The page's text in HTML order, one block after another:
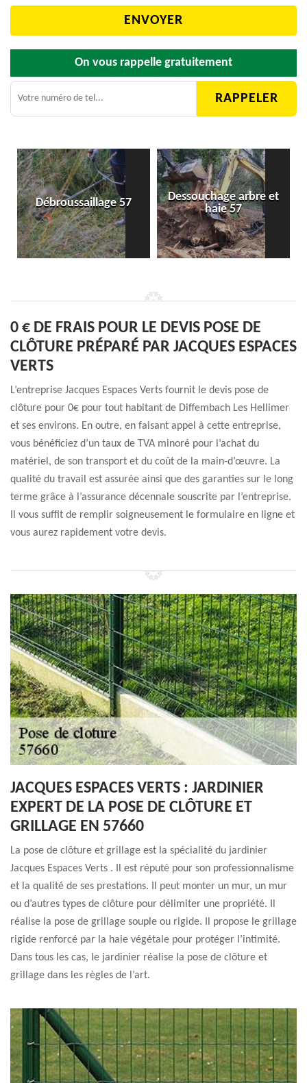
On vous rappelle gratuitement
Débroussaillage 57
Dessouchage arbre et
haie 57
0 € DE FRAIS POUR LE DEVIS POSE DE
CLÔTURE PRÉPARÉ PAR JACQUES ESPACES
VERTS
L’entreprise Jacques Espaces Verts fournit le devis pose de
clôture pour 0€ pour tout habitant de Diffembach Les Hellimer
et ses environs. En outre, en faisant appel à cette entreprise,
vous bénéficiez d’un taux de TVA minoré pour l’achat du
matériel, de son transport et du coût de la main-d’œuvre. La
qualité du travail est assurée ainsi que des garanties sur le long
terme grâce à l’assurance décennale souscrite par l’entreprise.
Il vous suffit de remplir soigneusement le formulaire en ligne et
vous aurez rapidement votre devis.
JACQUES ESPACES VERTS : JARDINIER
EXPERT DE LA POSE DE CLÔTURE ET
GRILLAGE EN 57660
La pose de clôture et grillage est la spécialité du jardinier
Jacques Espaces Verts . Il est réputé pour son professionnalisme
et la qualité de ses prestations. Il peut monter un mur, un mur
ou d’autres types de clôture pour délimiter une propriété. Il
réalise la pose de grillage souple ou rigide. Il propose le grillage
rigide renforcé par la haie végétale pour protéger l’intimité.
Dans tous les cas, le jardinier réalise la pose de clôture et
grillage dans les règles de l’art.